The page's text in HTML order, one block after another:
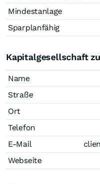
Mindestanlage
Sparplanfähig
Kapitalgesellschaft
Name
Straße
Ort
Telefon
E-Mail
Webseite